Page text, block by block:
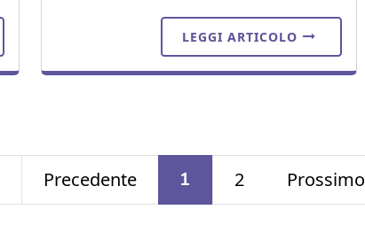
LEGGI ARTICOLO
Precedente 1 2 Prossimo